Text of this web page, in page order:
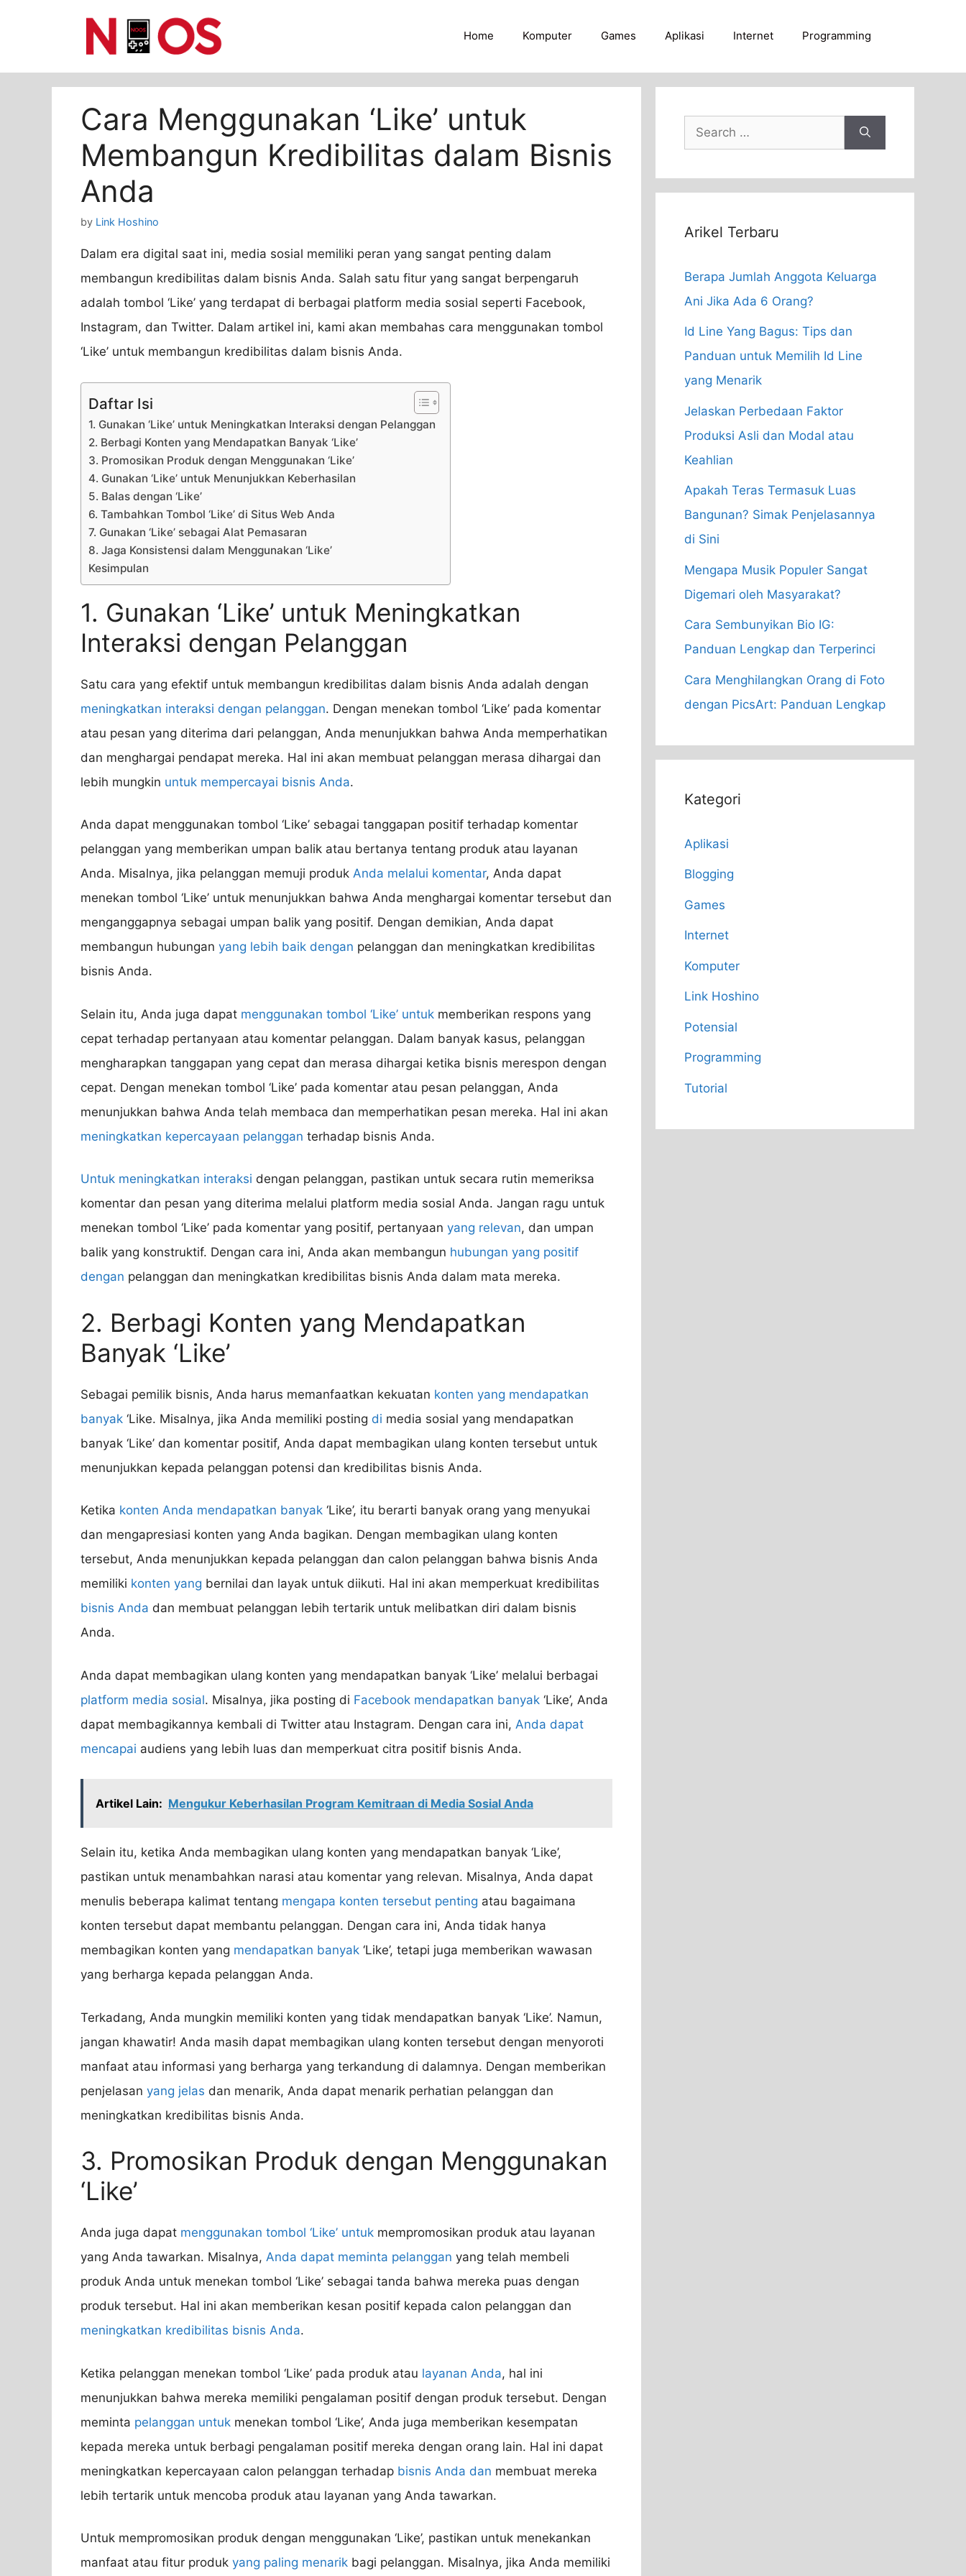
Home Komputer Games Aplikasi Internet Programming
Cara Menggunakan ‘Like’ untuk
Membangun Kredibilitas dalam Bisnis
Anda
by Link Hoshino
Dalam era digital saat ini, media sosial memiliki peran yang sangat penting dalam
membangun kredibilitas dalam bisnis Anda. Salah satu fitur yang sangat berpengaruh
adalah tombol ‘Like’ yang terdapat di berbagai platform media sosial seperti Facebook,
Instagram, dan Twitter. Dalam artikel ini, kami akan membahas cara menggunakan tombol
‘Like’ untuk membangun kredibilitas dalam bisnis Anda.
Daftar Isi
1. Gunakan ‘Like’ untuk Meningkatkan Interaksi dengan Pelanggan
2. Berbagi Konten yang Mendapatkan Banyak ‘Like’
3. Promosikan Produk dengan Menggunakan ‘Like’
4. Gunakan ‘Like’ untuk Menunjukkan Keberhasilan
5. Balas dengan ‘Like’
6. Tambahkan Tombol ‘Like’ di Situs Web Anda
7. Gunakan ‘Like’ sebagai Alat Pemasaran
8. Jaga Konsistensi dalam Menggunakan ‘Like’
Kesimpulan
1. Gunakan ‘Like’ untuk Meningkatkan
Interaksi dengan Pelanggan
Satu cara yang efektif untuk membangun kredibilitas dalam bisnis Anda adalah dengan
meningkatkan interaksi dengan pelanggan. Dengan menekan tombol ‘Like’ pada komentar
atau pesan yang diterima dari pelanggan, Anda menunjukkan bahwa Anda memperhatikan
dan menghargai pendapat mereka. Hal ini akan membuat pelanggan merasa dihargai dan
lebih mungkin untuk mempercayai bisnis Anda.
Anda dapat menggunakan tombol ‘Like’ sebagai tanggapan positif terhadap komentar
pelanggan yang memberikan umpan balik atau bertanya tentang produk atau layanan
Anda. Misalnya, jika pelanggan memuji produk Anda melalui komentar, Anda dapat
menekan tombol ‘Like’ untuk menunjukkan bahwa Anda menghargai komentar tersebut dan
menganggapnya sebagai umpan balik yang positif. Dengan demikian, Anda dapat
membangun hubungan yang lebih baik dengan pelanggan dan meningkatkan kredibilitas
bisnis Anda.
Selain itu, Anda juga dapat menggunakan tombol ‘Like’ untuk memberikan respons yang
cepat terhadap pertanyaan atau komentar pelanggan. Dalam banyak kasus, pelanggan
mengharapkan tanggapan yang cepat dan merasa dihargai ketika bisnis merespon dengan
cepat. Dengan menekan tombol ‘Like’ pada komentar atau pesan pelanggan, Anda
menunjukkan bahwa Anda telah membaca dan memperhatikan pesan mereka. Hal ini akan
meningkatkan kepercayaan pelanggan terhadap bisnis Anda.
Untuk meningkatkan interaksi dengan pelanggan, pastikan untuk secara rutin memeriksa
komentar dan pesan yang diterima melalui platform media sosial Anda. Jangan ragu untuk
menekan tombol ‘Like’ pada komentar yang positif, pertanyaan yang relevan, dan umpan
balik yang konstruktif. Dengan cara ini, Anda akan membangun hubungan yang positif
dengan pelanggan dan meningkatkan kredibilitas bisnis Anda dalam mata mereka.
2. Berbagi Konten yang Mendapatkan
Banyak ‘Like’
Sebagai pemilik bisnis, Anda harus memanfaatkan kekuatan konten yang mendapatkan
banyak ‘Like. Misalnya, jika Anda memiliki posting di media sosial yang mendapatkan
banyak ‘Like’ dan komentar positif, Anda dapat membagikan ulang konten tersebut untuk
menunjukkan kepada pelanggan potensi dan kredibilitas bisnis Anda.
Ketika konten Anda mendapatkan banyak ‘Like’, itu berarti banyak orang yang menyukai
dan mengapresiasi konten yang Anda bagikan. Dengan membagikan ulang konten
tersebut, Anda menunjukkan kepada pelanggan dan calon pelanggan bahwa bisnis Anda
memiliki konten yang bernilai dan layak untuk diikuti. Hal ini akan memperkuat kredibilitas
bisnis Anda dan membuat pelanggan lebih tertarik untuk melibatkan diri dalam bisnis
Anda.
Anda dapat membagikan ulang konten yang mendapatkan banyak ‘Like’ melalui berbagai
platform media sosial. Misalnya, jika posting di Facebook mendapatkan banyak ‘Like’, Anda
dapat membagikannya kembali di Twitter atau Instagram. Dengan cara ini, Anda dapat
mencapai audiens yang lebih luas dan memperkuat citra positif bisnis Anda.
Artikel Lain: Mengukur Keberhasilan Program Kemitraan di Media Sosial Anda
Selain itu, ketika Anda membagikan ulang konten yang mendapatkan banyak ‘Like’,
pastikan untuk menambahkan narasi atau komentar yang relevan. Misalnya, Anda dapat
menulis beberapa kalimat tentang mengapa konten tersebut penting atau bagaimana
konten tersebut dapat membantu pelanggan. Dengan cara ini, Anda tidak hanya
membagikan konten yang mendapatkan banyak ‘Like’, tetapi juga memberikan wawasan
yang berharga kepada pelanggan Anda.
Terkadang, Anda mungkin memiliki konten yang tidak mendapatkan banyak ‘Like’. Namun,
jangan khawatir! Anda masih dapat membagikan ulang konten tersebut dengan menyoroti
manfaat atau informasi yang berharga yang terkandung di dalamnya. Dengan memberikan
penjelasan yang jelas dan menarik, Anda dapat menarik perhatian pelanggan dan
meningkatkan kredibilitas bisnis Anda.
3. Promosikan Produk dengan Menggunakan
‘Like’
Anda juga dapat menggunakan tombol ‘Like’ untuk mempromosikan produk atau layanan
yang Anda tawarkan. Misalnya, Anda dapat meminta pelanggan yang telah membeli
produk Anda untuk menekan tombol ‘Like’ sebagai tanda bahwa mereka puas dengan
produk tersebut. Hal ini akan memberikan kesan positif kepada calon pelanggan dan
meningkatkan kredibilitas bisnis Anda.
Ketika pelanggan menekan tombol ‘Like’ pada produk atau layanan Anda, hal ini
menunjukkan bahwa mereka memiliki pengalaman positif dengan produk tersebut. Dengan
meminta pelanggan untuk menekan tombol ‘Like’, Anda juga memberikan kesempatan
kepada mereka untuk berbagi pengalaman positif mereka dengan orang lain. Hal ini dapat
meningkatkan kepercayaan calon pelanggan terhadap bisnis Anda dan membuat mereka
lebih tertarik untuk mencoba produk atau layanan yang Anda tawarkan.
Untuk mempromosikan produk dengan menggunakan ‘Like’, pastikan untuk menekankan
manfaat atau fitur produk yang paling menarik bagi pelanggan. Misalnya, jika Anda memiliki
Search
for:
Arikel Terbaru
Berapa Jumlah Anggota Keluarga
Ani Jika Ada 6 Orang?
Id Line Yang Bagus: Tips dan
Panduan untuk Memilih Id Line
yang Menarik
Jelaskan Perbedaan Faktor
Produksi Asli dan Modal atau
Keahlian
Apakah Teras Termasuk Luas
Bangunan? Simak Penjelasannya
di Sini
Mengapa Musik Populer Sangat
Digemari oleh Masyarakat?
Cara Sembunyikan Bio IG:
Panduan Lengkap dan Terperinci
Cara Menghilangkan Orang di Foto
dengan PicsArt: Panduan Lengkap
Kategori
Aplikasi
Blogging
Games
Internet
Komputer
Link Hoshino
Potensial
Programming
Tutorial